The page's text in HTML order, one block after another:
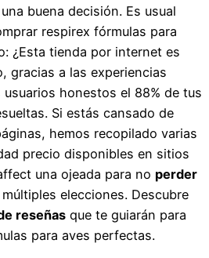
buena decisión. Es usual
respirex fórmulas para
¿Esta tienda por internet es
gracias a las experiencias
honestos el 88% de tus
Si estás cansado de
hemos recopilado varias
precio disponibles en sitios
una ojeada para no perder
elecciones. Descubre
reseñas que te guiarán para
para aves perfectas.